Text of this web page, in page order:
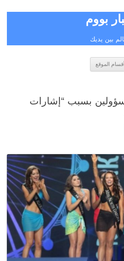
بووم
بين يديك
أقسام الموقع
بسبب “إشارات